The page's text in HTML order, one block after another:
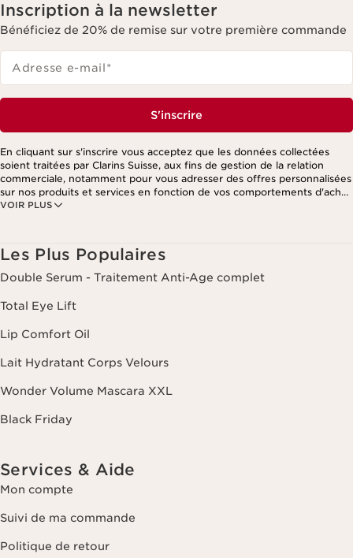
Inscription à la newsletter
Bénéficiez de 20% de remise sur votre première commande
Adresse e-mail*
S'inscrire
VOIR PLUS
En cliquant sur s'inscrire vous acceptez que les données collectées
soient traitées par Clarins Suisse, aux fins de gestion de la relation
commerciale, notamment pour vous adresser des offres personnalisées
sur nos produits et services en fonction de vos comportements d'achat,
de vos habitudes et/ou de vos centres d'intérêts, y compris par
cliquant sur le lien de désinscription présent dans chaque newsletter.
Ces informations sont traitées par Clarins et ses prestataires pour le
traitement de votre commande, à des fins de gestion de la relation
client. Notamment pour vous proposer des offres personnalisées et/ou
pour gérer votre adhésion à notre Programme de fidélité et créer votre
programme beauté personnalisé. Les données sont conservées
dernier contact. Vous disposez d'un droit d'accès, de rectification, de
que d'un droit d'opposition et de limitation de leur traitement. Vous
veuillez consulter notre politique de confidentialité
Les Plus Populaires
Double Serum - Traitement Anti-Age complet
Total Eye Lift
Lip Comfort Oil
Lait Hydratant Corps Velours
Wonder Volume Mascara XXL
Black Friday
Services & Aide
Mon compte
Suivi de ma commande
Politique de retour